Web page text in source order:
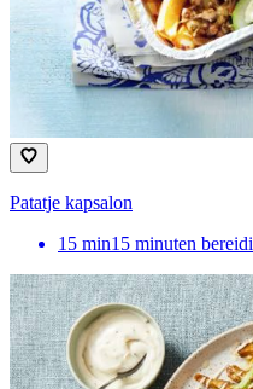
Patatje kapsalon
15 min15 minuten